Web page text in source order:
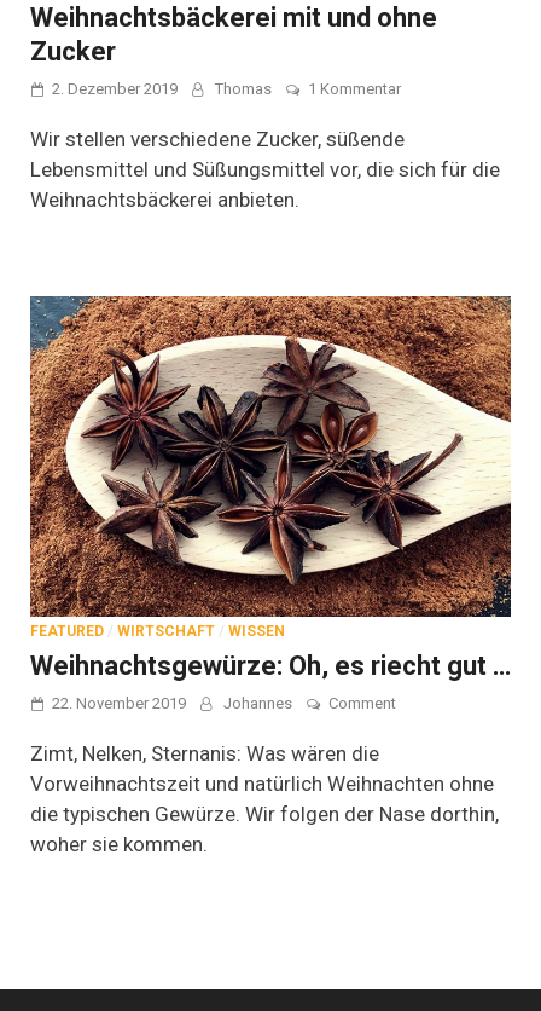
Weihnachtsbäckerei mit und ohne
Zucker
2. Dezember 2019 Thomas 1 Kommentarzu
und
ohne
Wir stellen verschiedene Zucker, süßende
Lebensmittel und Süßungsmittel vor, die sich für die
Weihnachtsbäckerei anbieten.
FEATURED / WIRTSCHAFT / WISSEN
Weihnachtsgewürze: Oh, es riecht gut …
22. November 2019 Johannes Commenton
riecht
gut
Zimt, Nelken, Sternanis: Was wären die
Vorweihnachtszeit und natürlich Weihnachten ohne
die typischen Gewürze. Wir folgen der Nase dorthin,
woher sie kommen.